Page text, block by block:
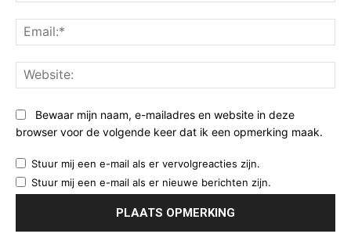
Bewaar mijn naam, e-mailadres en website in deze
browser voor de volgende keer dat ik een opmerking maak.
Stuur mij een e-mail als er vervolgreacties zijn.
Stuur mij een e-mail als er nieuwe berichten zijn.